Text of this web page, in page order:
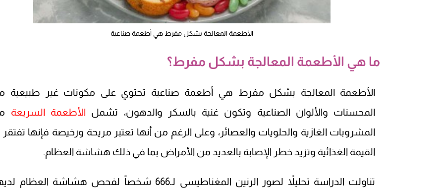
الأطعمة المعالجة بشكل مفرط هي أطعمة صناعية
ما هي الأطعمة المعالجة بشكل مفرط؟
الأطعمة المعالجة بشكل مفرط هي أطعمة صناعية تحتوي على مكونات غير طبيعية
المحسنات والألوان الصناعية وتكون غنية بالسكر والدهون، تشمل الأطعمة السريعة
المشروبات الغازية والحلويات والعصائر، وعلى الرغم من أنها تعتبر مريحة ورخيصة فإنها تفتقر
القيمة الغذائية وتزيد خطر الإصابة بالعديد من الأمراض بما في ذلك هشاشة العظام.
تناولت الدراسة تحليلاً لصور الرنين المغناطيسي لـ666 شخصاً لفحص هشاشة العظام